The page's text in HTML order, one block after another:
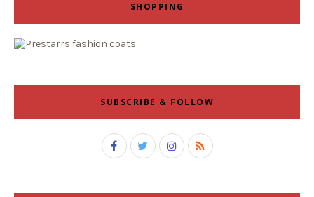
SHOPPING
SUBSCRIBE & FOLLOW